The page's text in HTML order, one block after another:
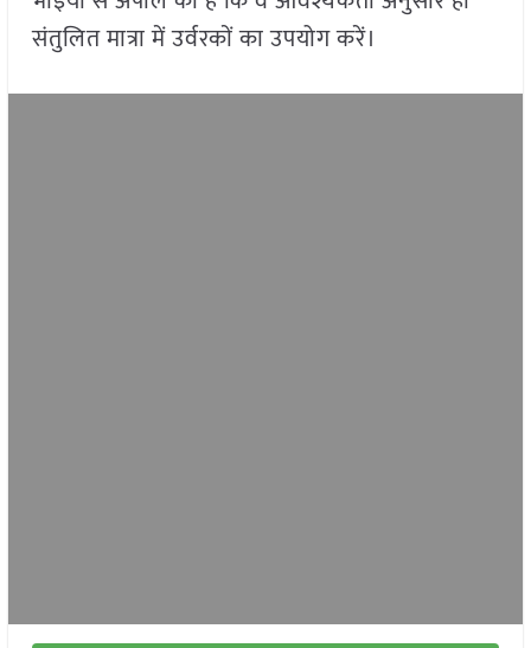
संतुलित मात्रा में उर्वरकों का उपयोग करें।